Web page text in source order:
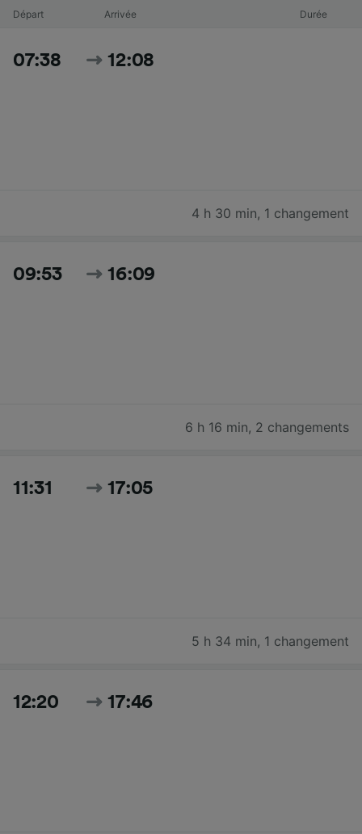
Départ Arrivée Durée
07:38 12:08
4 h 30 min, 1 changement
09:53 16:09
6 h 16 min, 2 changements
11:31 17:05
5 h 34 min, 1 changement
12:20 17:46